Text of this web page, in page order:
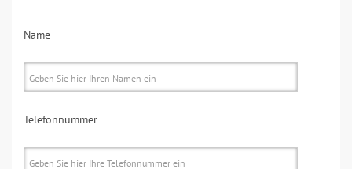
Name
Telefonnummer